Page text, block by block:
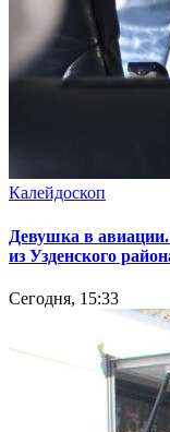
Калейдоскоп
Девушка в
из Узденского
Сегодня, 15:33